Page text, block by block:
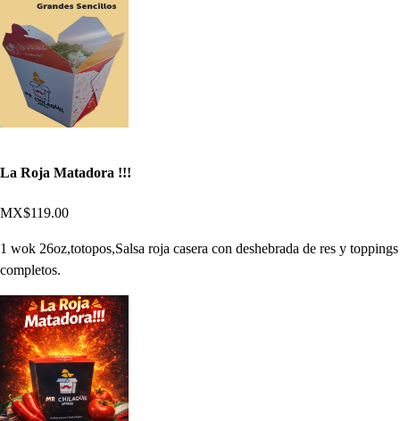
La Roja Matadora !!!
MX$119.00
1 wok 26oz,totopos,Salsa roja casera con deshebrada de res y toppings
completos.